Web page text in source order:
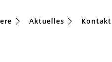
Aktuelles Kontakt